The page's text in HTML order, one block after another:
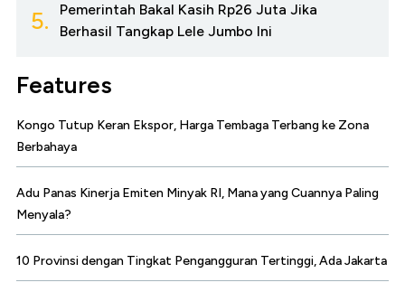
5.
Pemerintah Bakal Kasih Rp26 Juta Jika
Berhasil Tangkap Lele Jumbo Ini
Features
Kongo Tutup Keran Ekspor, Harga Tembaga Terbang ke Zona
Berbahaya
Adu Panas Kinerja Emiten Minyak RI, Mana yang Cuannya Paling
Menyala?
10 Provinsi dengan Tingkat Pengangguran Tertinggi, Ada Jakarta